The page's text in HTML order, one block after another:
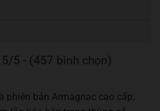
5/5 - (457 bình chọn)
phiên bản Armagnac cao cấp,